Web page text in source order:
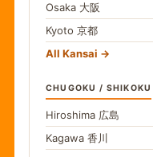
Osaka 大阪
Kyoto 京都
All Kansai
CHUGOKU / SHIKOKU
Hiroshima 広島
Kagawa 香川